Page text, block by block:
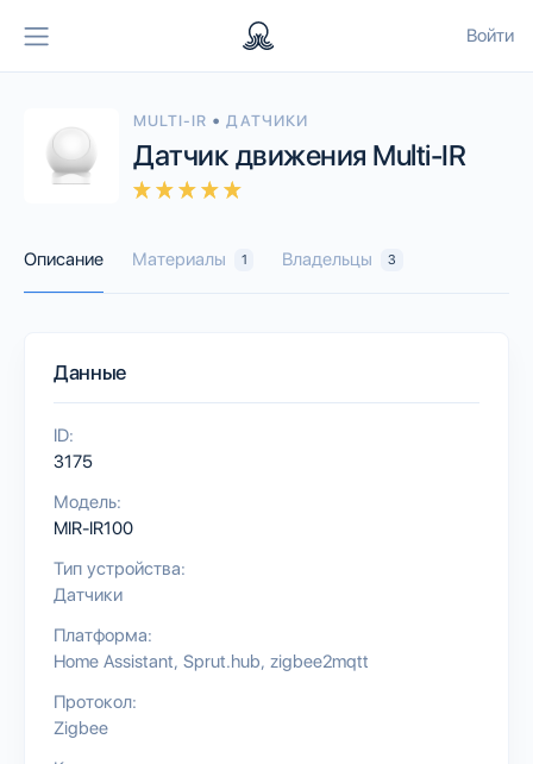
Войти
MULTI-IR • ДАТЧИКИ
Датчик движения Multi-IR
Описание Материалы 1 Владельцы 3
Данные
ID:
3175
Модель:
MIR-IR100
Тип устройства:
Датчики
Платформа:
Home Assistant Sprut.hub zigbee2mqtt
Протокол:
Zigbee